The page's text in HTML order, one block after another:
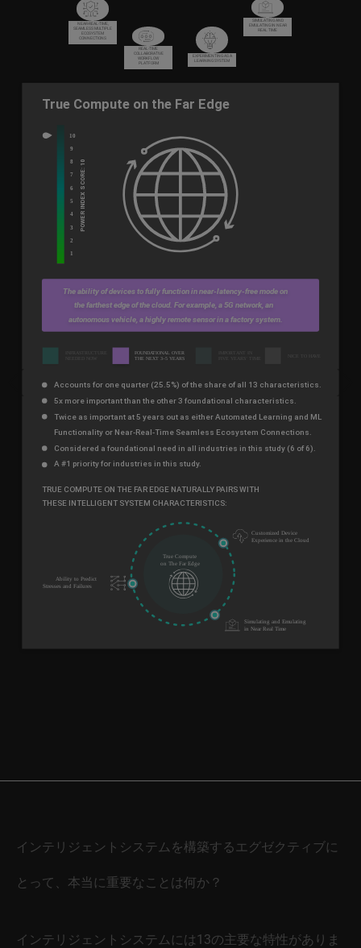
SIMULATING AND
EMULATING IN NEAR
REAL TIME
EXPERIMENTING AS A
LEARNING SYSTEM
REAL-TIME
COLLABORATIVE
WORKFLOW
PLATFORM
NEAR-REAL-TIME,
SEAMLESS MULTIPLE
ECOSYSTEM
CONNECTIONS
Previous
インテリジェントシステムを構築するエグゼクティブに
とって、本当に重要なことは何か？
インテリジェントシステムには13の主要な特性がありま